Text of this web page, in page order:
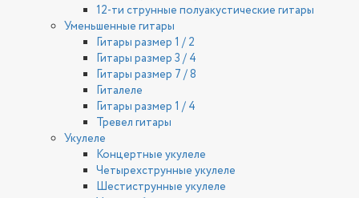
12-ти струнные полуакустические гитары
Уменьшенные гитары
Гитары размер 1 / 2
Гитары размер 3 / 4
Гитары размер 7 / 8
Гиталеле
Гитары размер 1 / 4
Тревел гитары
Укулеле
Концертные укулеле
Четырехструнные укулеле
Шестиструнные укулеле